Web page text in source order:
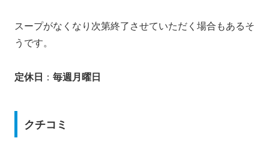
スープがなくなり次第終了させていただく場合もあるそ
うです。
定休日 ： 毎週月曜日
クチコミ